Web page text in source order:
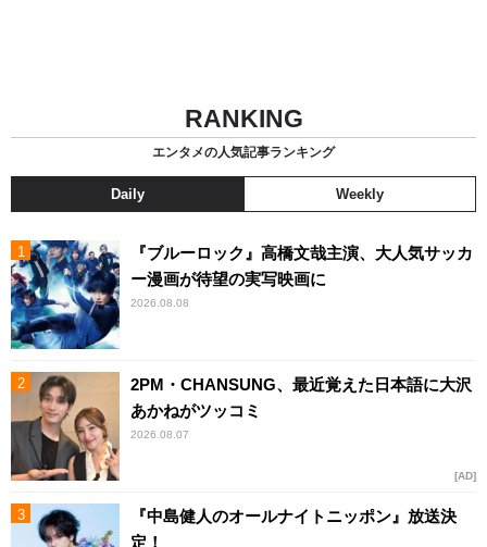
RANKING
エンタメの人気記事ランキング
Daily Weekly
『ブルーロック』高橋文哉主演、大人気サッカ
ー漫画が待望の実写映画に
2026.08.08
2PM・CHANSUNG、最近覚えた日本語に大沢
あかねがツッコミ
2026.08.07
AD
『中島健人のオールナイトニッポン』放送決
定！